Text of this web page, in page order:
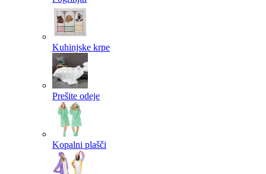
Kuhinjske krpe
Prešite odeje
Kopalni plašči